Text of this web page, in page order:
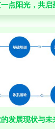
点阳光，共
发展现状与未